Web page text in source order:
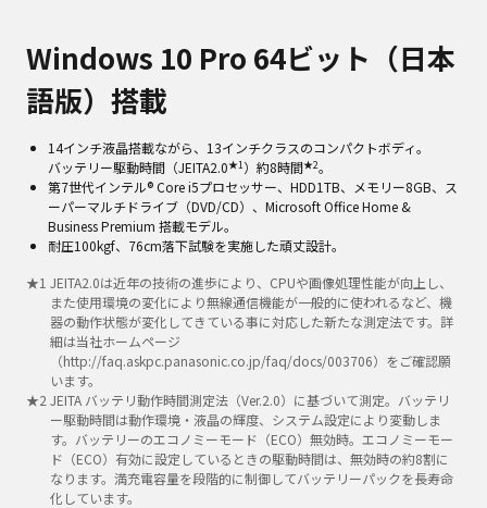
Windows 10 Pro 64ビット（日本
語版）搭載
14インチ液晶搭載ながら、13インチクラスのコンパクトボディ。
バッテリー駆動時間（JEITA2.0★1 ）約8時間★2。
第7世代インテル® Core i5プロセッサー、HDD1TB、メモリー8GB、ス
ーパーマルチドライブ（DVD/CD）、Microsoft Office Home &
Business Premium 搭載モデル。
耐圧100kgf、76cm落下試験を実施した頑丈設計。
★1 JEITA2.0は近年の技術の進歩により、CPUや画像処理性能が向上し、
また使用環境の変化により無線通信機能が一般的に使われるなど、機
器の動作状態が変化してきている事に対応した新たな測定法です。詳
細は当社ホームページ
（http://faq.askpc.panasonic.co.jp/faq/docs/003706）をご確認願
います。
★2 JEITA バッテリ動作時間測定法（Ver.2.0）に基づいて測定。バッテリ
ー駆動時間は動作環境・液晶の輝度、システム設定により変動しま
す。バッテリーのエコノミーモード（ECO）無効時。エコノミーモー
ド（ECO）有効に設定しているときの駆動時間は、無効時の約8割に
なります。満充電容量を段階的に制御してバッテリーパックを長寿命
化しています。